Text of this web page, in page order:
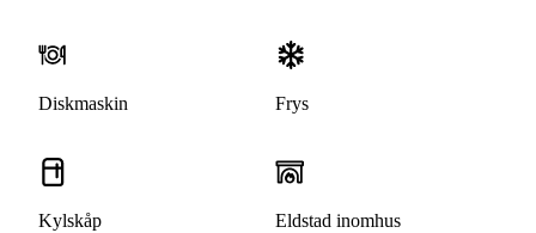
Diskmaskin Frys
Kylskåp Eldstad inomhus